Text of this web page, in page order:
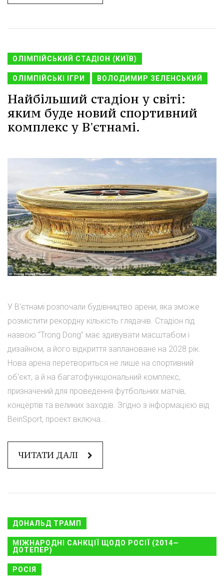
ОЛІМПІЙСЬКИЙ СТАДІОН (КИЇВ)
ОЛІМПІЙСЬКІ ІГРИ ВОЛОДИМИР ЗЕЛЕНСЬКИЙ
Найбільший стадіон у світі:
яким буде новий спортивний
комплекс у В'єтнамі.
У В'єтнамі розпочали будівництво арени, яка зможе
розмістити рекордну кількість глядачів. Стадіон під
назвою "Trong Dong" має здивувати масштабом і
дизайном, а його відкриття заплановане на 2028 рік.
Нова арена перетвориться не лише на спортивний
об'єкт, а й на багатофункціональний комплекс,
призначений для проведення футбольних матчів,
концертів та великих заходів. Згідно з інформацією від
BeinSport, проект включа...
ЧИТАТИ ДАЛІ
ДОНАЛЬД ТРАМП
МІЖНАРОДНІ САНКЦІЇ ЩОДО РОСІЇ (2014—
ДОТЕПЕР)
РОСІЯ